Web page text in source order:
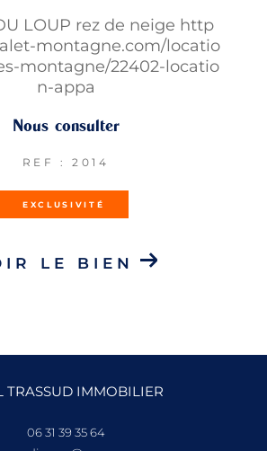
LOUP rez de neige http
montagne.com/locatio
montagne/22402-locatio
n-appa
Nous consulter
REF : 2014
EXCLUSIVITÉ
LE BIEN
TRASSUD IMMOBILIER
06 31 39 35 64